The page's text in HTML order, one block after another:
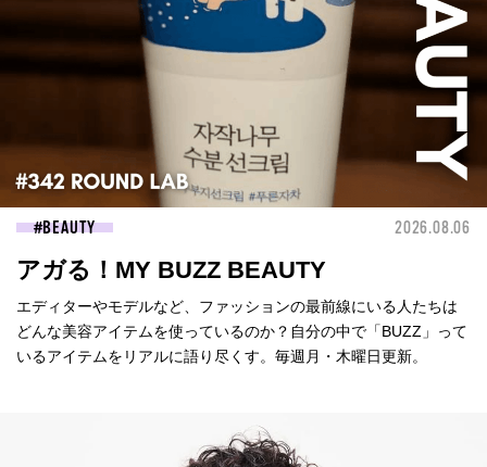
BEAUTY 2026.08.06
アガる！MY BUZZ BEAUTY
エディターやモデルなど、ファッションの最前線にいる人たちは
どんな美容アイテムを使っているのか？自分の中で「BUZZ」って
いるアイテムをリアルに語り尽くす。毎週月・木曜日更新。